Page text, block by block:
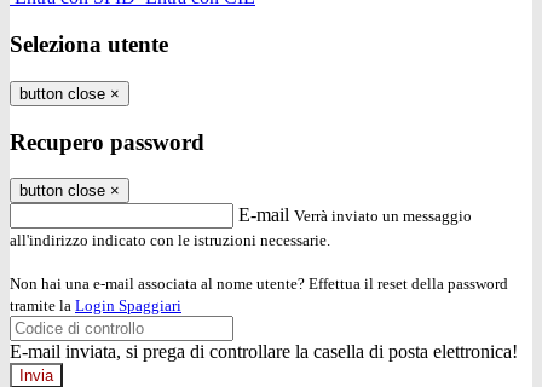
Seleziona utente
button close ×
Recupero password
button close ×
E-mail Verrà inviato un messaggio
all'indirizzo indicato con le istruzioni necessarie.
Non hai una e-mail associata al nome utente? Effettua il reset della password
tramite la Login Spaggiari
E-mail inviata, si prega di controllare la casella di posta elettronica!